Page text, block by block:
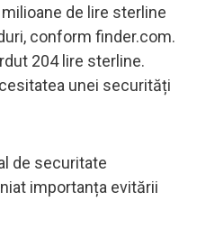
de lire sterline
conform finder.com.
204 lire sterline.
unei securități
de securitate
importanța evitării